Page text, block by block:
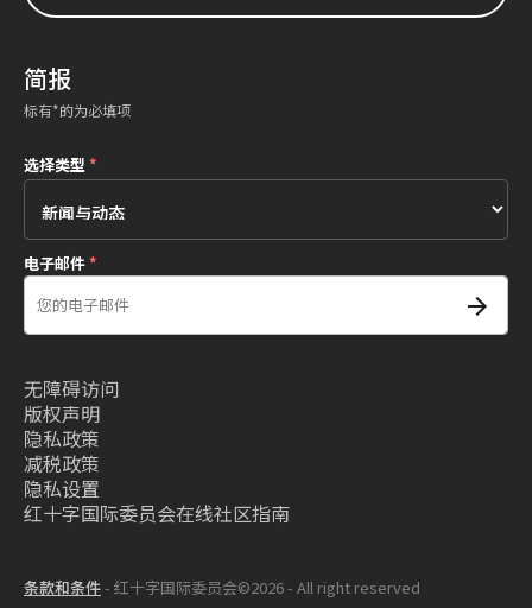
简报
标有*的为必填项
选择类型*
电子邮件*
无障碍访问
版权声明
隐私政策
减税政策
隐私设置
红十字国际委员会在线社区指南
条款和条件- 红十字国际委员会©2026 - All right reserved